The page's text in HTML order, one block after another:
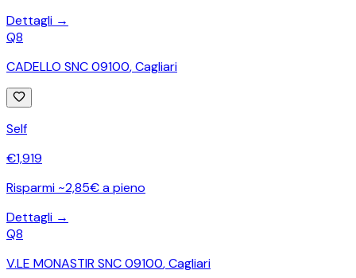
Dettagli →
Q8
CADELLO SNC 09100,Cagliari
Self
€1,919
Risparmi ~2,85€ a pieno
Dettagli →
Q8
V.LE MONASTIR SNC 09100,Cagliari